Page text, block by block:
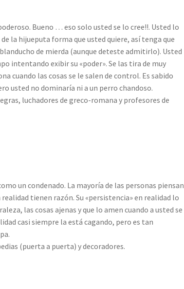
Bueno … eso solo usted se lo cree!!. Usted lo
la hijueputa forma que usted quiere, así tenga que
de mierda (aunque deteste admitirlo). Usted
intentando exibir su «poder». Se las tira de muy
cuando las cosas se le salen de control. Es sabido
usted no dominaría ni a un perro chandoso.
luchadores de greco-romana y profesores de
un condenado. La mayoría de las personas piensan
tienen razón. Su «persistencia» en realidad lo
las cosas ajenas y que lo amen cuando a usted se
casi siempre la está cagando, pero es tan
(puerta a puerta) y decoradores.